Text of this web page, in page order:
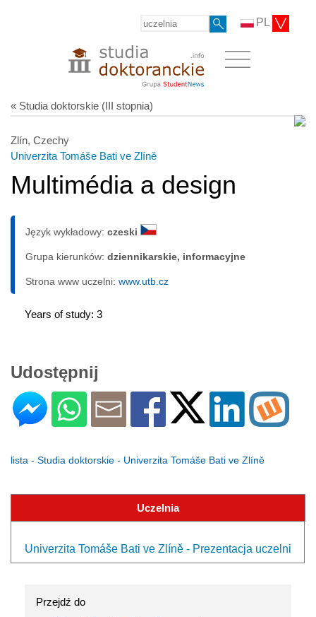
PL
« Studia doktorskie (III stopnia)
Zlín, Czechy
Univerzita Tomáše Bati ve Zlíně
Multimédia a design
Język wykładowy: czeski
Grupa kierunków: dziennikarskie, informacyjne
Strona www uczelni: www.utb.cz
Years of study: 3
Udostępnij
lista - Studia doktorskie - Univerzita Tomáše Bati ve Zlíně
Uczelnia
Univerzita Tomáše Bati ve Zlíně - Prezentacja uczelni
Przejdź do